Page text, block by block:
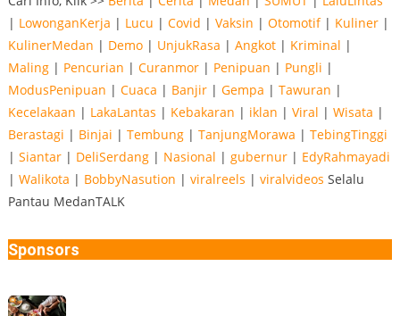
| LowonganKerja | Lucu | Covid | Vaksin | Otomotif| Kuliner|
KulinerMedan | Demo| UnjukRasa | Angkot| Kriminal |
Maling| Pencurian | Curanmor| Penipuan | Pungli |
ModusPenipuan | Cuaca | Banjir| Gempa | Tawuran |
Kecelakaan | LakaLantas | Kebakaran | iklan | Viral | Wisata |
Berastagi | Binjai | Tembung| TanjungMorawa | TebingTinggi
| Siantar| DeliSerdang| Nasional | gubernur| EdyRahmayadi
| Walikota | BobbyNasution | viralreels | viralvideos Selalu
Pantau MedanTALK
Sponsors
10